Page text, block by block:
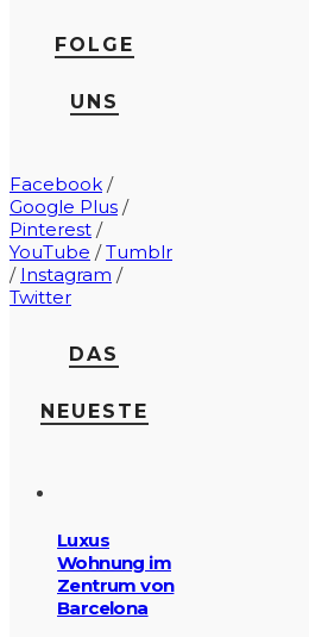
FOLGE
UNS
Facebook /
Google Plus /
Pinterest /
YouTube /Tumblr
/ Instagram /
Twitter
DAS
NEUESTE
Luxus
Wohnung im
Zentrum von
Barcelona